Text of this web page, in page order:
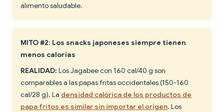
alimento saludable.
MITO #2: Los snacks japoneses siempre tienen
menos calorías
REALIDAD: Los Jagabee con 160 cal/40 g son
comparables a las papas fritas occidentales (150-160
cal/28 g). La densidad calórica de los productos de
papa fritos es similar sin importar el origen. Los